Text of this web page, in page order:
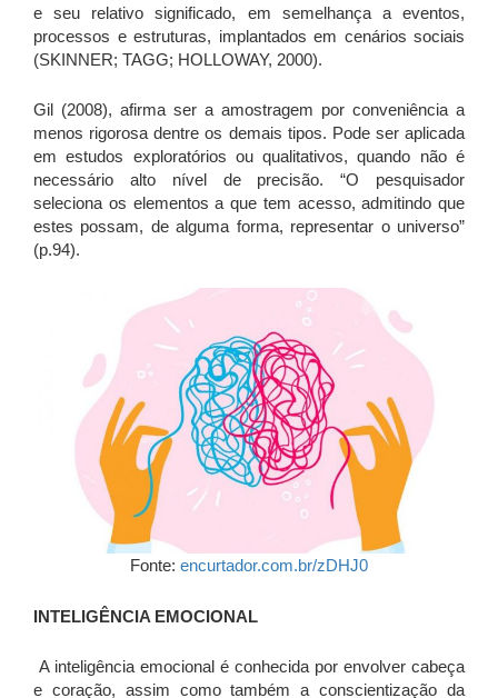
e seu relativo significado, em semelhança a eventos,
processos e estruturas, implantados em cenários sociais
(SKINNER; TAGG; HOLLOWAY, 2000).
Gil (2008), afirma ser a amostragem por conveniência a
menos rigorosa dentre os demais tipos. Pode ser aplicada
em estudos exploratórios ou qualitativos, quando não é
necessário alto nível de precisão. “O pesquisador
seleciona os elementos a que tem acesso, admitindo que
estes possam, de alguma forma, representar o universo”
(p.94).
Fonte: encurtador.com.br/zDHJ0
INTELIGÊNCIA EMOCIONAL
A inteligência emocional é conhecida por envolver cabeça
e coração, assim como também a conscientização da